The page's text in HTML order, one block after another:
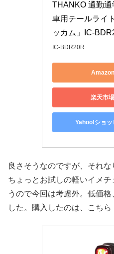
THANKO 通勤
車用テールライ
ッカム」IC-
IC-BDR20R
楽天市
Yahoo!ショッ
良さそうなのですが、それな
ちょっとお試しの軽いイメ
うので今回は考慮外。低価
した。購入したのは、こちら